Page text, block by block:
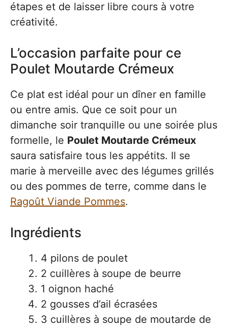
étapes et de laisser libre cours à votre
créativité.
L’occasion parfaite pour ce
Poulet Moutarde Crémeux
Ce plat est idéal pour un dîner en famille
ou entre amis. Que ce soit pour un
dimanche soir tranquille ou une soirée plus
formelle, le Poulet Moutarde Crémeux
saura satisfaire tous les appétits. Il se
marie à merveille avec des légumes grillés
ou des pommes de terre, comme dans le
Ragoût Viande Pommes.
Ingrédients
4 pilons de poulet
2 cuillères à soupe de beurre
1 oignon haché
2 gousses d’ail écrasées
3 cuillères à soupe de moutarde de